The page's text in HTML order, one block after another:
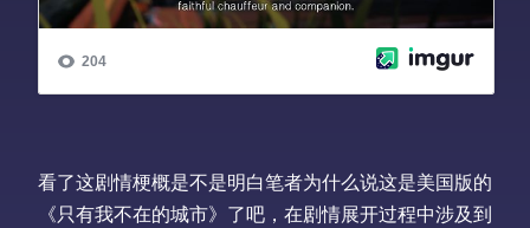
看了这剧情梗概是不是明白笔者为什么说这是美国版的
《只有我不在的城市》了吧，在剧情展开过程中涉及到